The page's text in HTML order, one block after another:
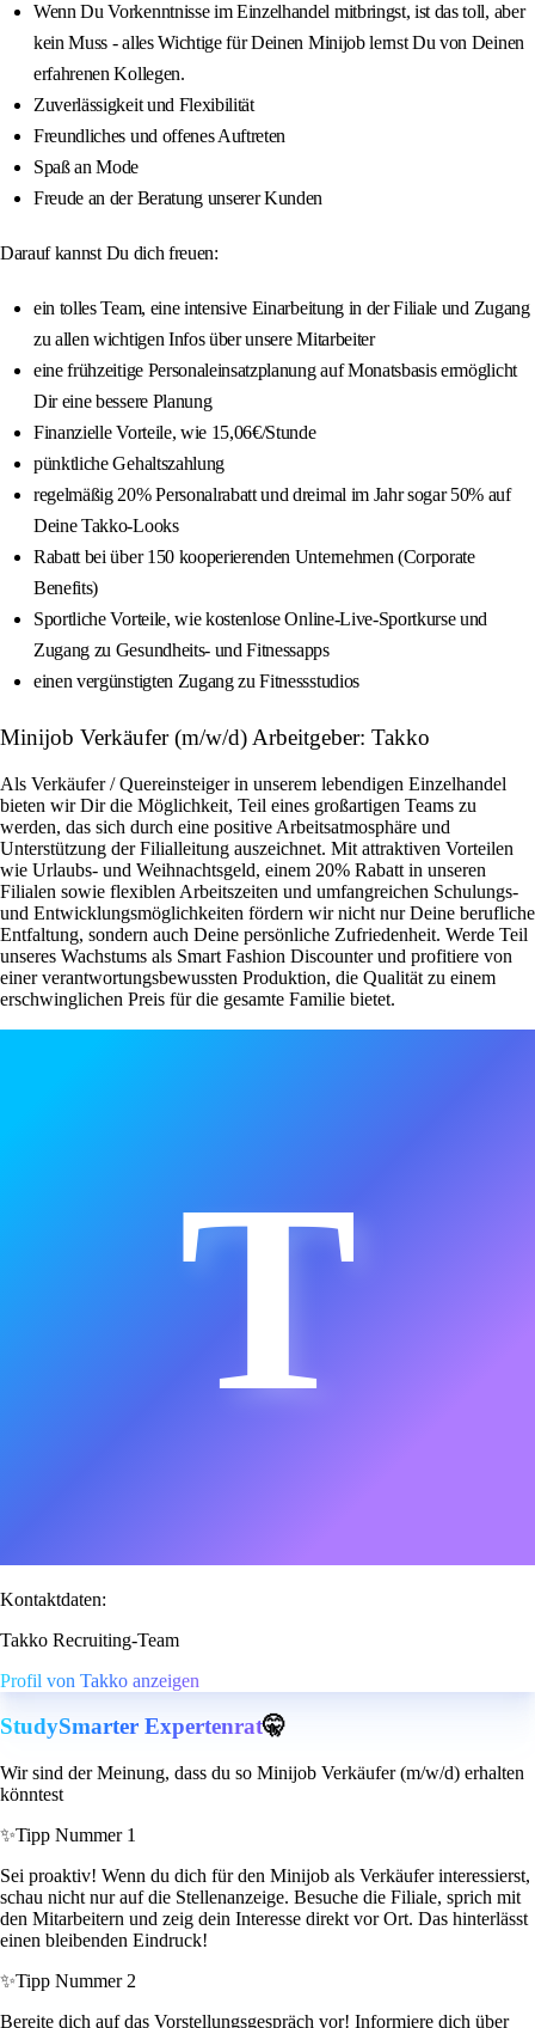
Wenn Du Vorkenntnisse im Einzelhandel mitbringst, ist das toll, aber
kein Muss - alles Wichtige für Deinen Minijob lernst Du von Deinen
erfahrenen Kollegen.
Zuverlässigkeit und Flexibilität
Freundliches und offenes Auftreten
Spaß an Mode
Freude an der Beratung unserer Kunden
Darauf kannst Du dich freuen:
ein tolles Team, eine intensive Einarbeitung in der Filiale und Zugang
zu allen wichtigen Infos über unsere Mitarbeiter
eine frühzeitige Personaleinsatzplanung auf Monatsbasis ermöglicht
Dir eine bessere Planung
Finanzielle Vorteile, wie 15,06€/Stunde
pünktliche Gehaltszahlung
regelmäßig 20% Personalrabatt und dreimal im Jahr sogar 50% auf
Deine Takko-Looks
Rabatt bei über 150 kooperierenden Unternehmen (Corporate
Benefits)
Sportliche Vorteile, wie kostenlose Online-Live-Sportkurse und
Zugang zu Gesundheits- und Fitnessapps
einen vergünstigten Zugang zu Fitnessstudios
Minijob Verkäufer (m/w/d) Arbeitgeber: Takko
Als Verkäufer / Quereinsteiger in unserem lebendigen Einzelhandel
bieten wir Dir die Möglichkeit, Teil eines großartigen Teams zu
werden, das sich durch eine positive Arbeitsatmosphäre und
Unterstützung der Filialleitung auszeichnet. Mit attraktiven Vorteilen
wie Urlaubs- und Weihnachtsgeld, einem 20% Rabatt in unseren
Filialen sowie flexiblen Arbeitszeiten und umfangreichen Schulungs-
und Entwicklungsmöglichkeiten fördern wir nicht nur Deine berufliche
Entfaltung, sondern auch Deine persönliche Zufriedenheit. Werde Teil
unseres Wachstums als Smart Fashion Discounter und profitiere von
einer verantwortungsbewussten Produktion, die Qualität zu einem
erschwinglichen Preis für die gesamte Familie bietet.
T
Kontaktdaten:
Takko Recruiting-Team
Profil von Takko anzeigen
StudySmarter Expertenrat🤫
Wir sind der Meinung, dass du so Minijob Verkäufer (m/w/d) erhalten
könntest
✨Tipp Nummer 1
Sei proaktiv! Wenn du dich für den Minijob als Verkäufer interessierst,
schau nicht nur auf die Stellenanzeige. Besuche die Filiale, sprich mit
den Mitarbeitern und zeig dein Interesse direkt vor Ort. Das hinterlässt
einen bleibenden Eindruck!
✨Tipp Nummer 2
Bereite dich auf das Vorstellungsgespräch vor! Informiere dich über